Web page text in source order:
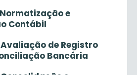
e
Contábil
de Registro
Bancária